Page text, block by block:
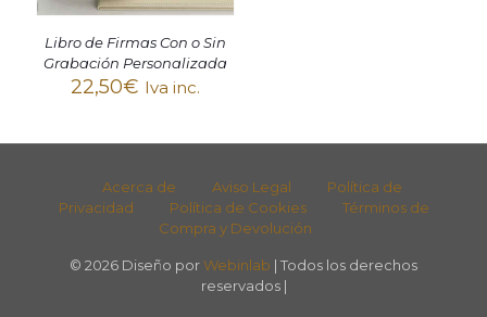
Libro de Firmas Con o Sin
Grabación Personalizada
22,50€ Iva inc.
Acerca de Aviso Legal
Política de
Privacidad
Política de Cookies
Términos de
Compra y Devolución
© 2026 Diseño por Webinlab | Todos los derechos
reservados |